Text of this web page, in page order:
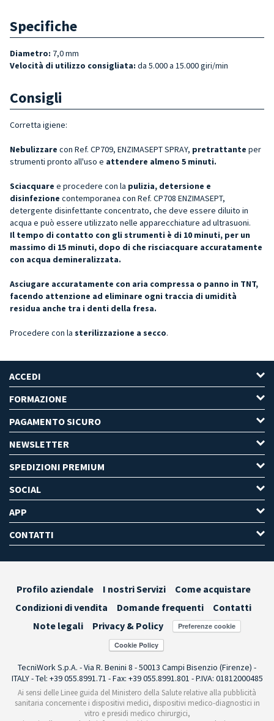
Specifiche
Diametro: 7,0 mm
Velocità di utilizzo consigliata: da 5.000 a 15.000 giri/min
Consigli
Corretta igiene:
Nebulizzare con Ref. CP709, ENZIMASEPT SPRAY, pretrattante per
strumenti pronto all'uso e attendere almeno 5 minuti.
Sciacquare e procedere con la pulizia, detersione e
disinfezione contemporanea con Ref. CP708 ENZIMASEPT,
detergente disinfettante concentrato, che deve essere diluito in
acqua e può essere utilizzato nelle apparecchiature ad ultrasuoni.
Il tempo di contatto con gli strumenti è di 10 minuti, per un
massimo di 15 minuti, dopo di che risciacquare accuratamente
con acqua demineralizzata.
Asciugare accuratamente con aria compressa o panno in TNT,
facendo attenzione ad eliminare ogni traccia di umidità
residua anche tra i denti della fresa.
Procedere con la sterilizzazione a secco.
ACCEDI
FORMAZIONE
PAGAMENTO SICURO
NEWSLETTER
SPEDIZIONI PREMIUM
SOCIAL
APP
CONTATTI
Profilo aziendale I nostri Servizi
Come acquistare
Condizioni di vendita
Domande frequenti
Contatti
Note legali
Privacy & Policy Preferenze cookie
TecniWork S.p.A. - Via R. Benini 8 - 50013 Campi Bisenzio (Firenze) -
ITALY - Tel: +39 055.8991.71 - Fax: +39 055.8991.801 - P.IVA: 01812000485
Ai sensi delle Linee guida del Ministero della Salute relative alla pubblicità
sanitaria concernente i dispositivi medici, dispositivi medico-diagnostici in
vitro e presidi medico chirurgici,